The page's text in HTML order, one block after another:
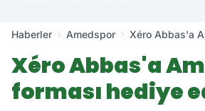
Haberler Amedspor
Xéro Abbas'a
Xéro Abbas'a
forması hediye